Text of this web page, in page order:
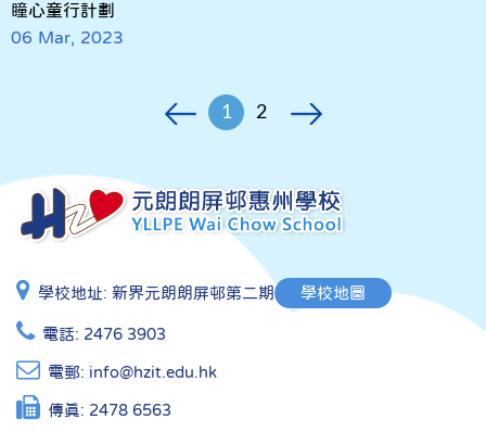
瞳心童行計劃
06 Mar, 2023
1 2
學校地址: 新界元朗朗屏邨第二期 學校地圖
電話: 2476 3903
電郵: info@hzit.edu.hk
傳真: 2478 6563